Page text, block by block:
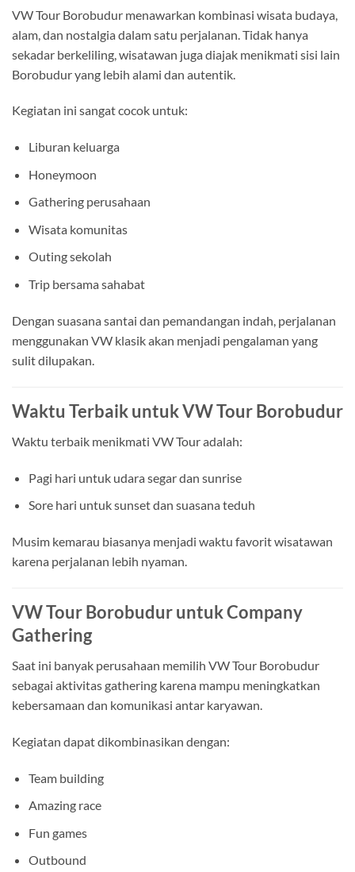
VW Tour Borobudur menawarkan kombinasi wisata budaya,
alam, dan nostalgia dalam satu perjalanan. Tidak hanya
sekadar berkeliling, wisatawan juga diajak menikmati sisi lain
Borobudur yang lebih alami dan autentik.
Kegiatan ini sangat cocok untuk:
Liburan keluarga
Honeymoon
Gathering perusahaan
Wisata komunitas
Outing sekolah
Trip bersama sahabat
Dengan suasana santai dan pemandangan indah, perjalanan
menggunakan VW klasik akan menjadi pengalaman yang
sulit dilupakan.
Waktu Terbaik untuk VW Tour Borobudur
Waktu terbaik menikmati VW Tour adalah:
Pagi hari untuk udara segar dan sunrise
Sore hari untuk sunset dan suasana teduh
Musim kemarau biasanya menjadi waktu favorit wisatawan
karena perjalanan lebih nyaman.
VW Tour Borobudur untuk Company
Gathering
Saat ini banyak perusahaan memilih VW Tour Borobudur
sebagai aktivitas gathering karena mampu meningkatkan
kebersamaan dan komunikasi antar karyawan.
Kegiatan dapat dikombinasikan dengan:
Team building
Amazing race
Fun games
Outbound